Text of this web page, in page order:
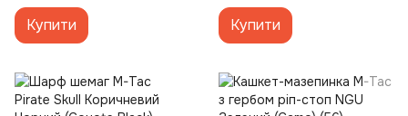
Купити Купити